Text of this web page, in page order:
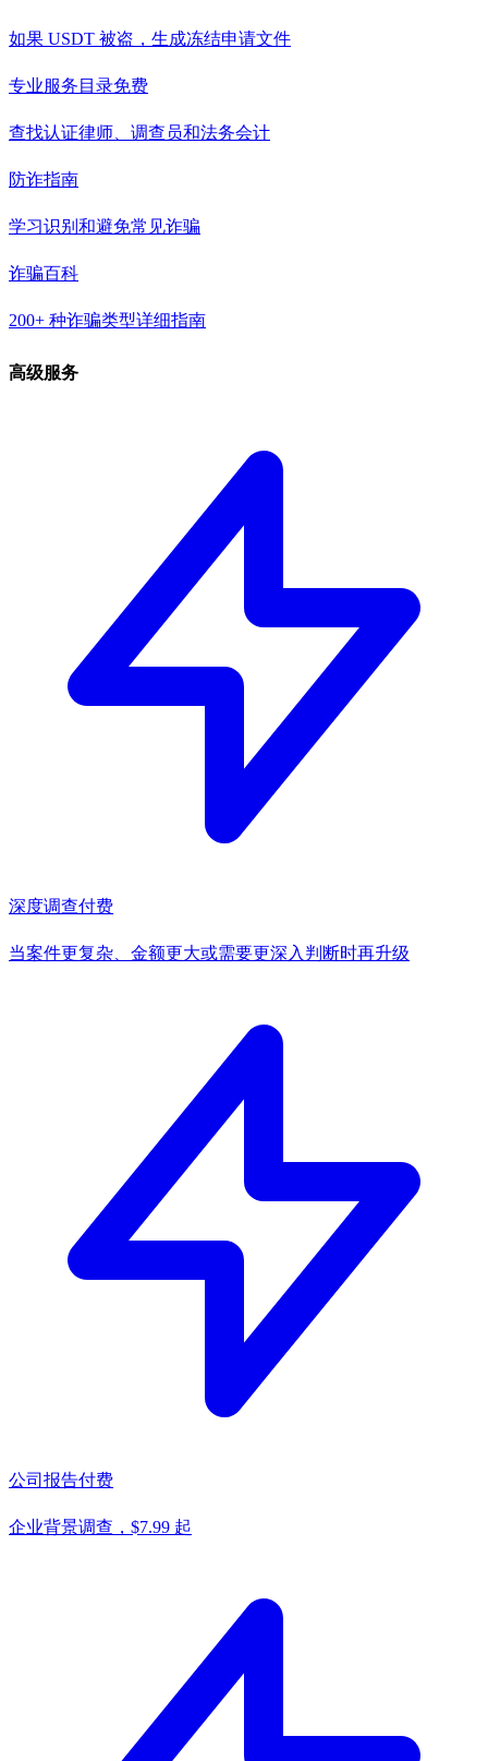
如果 USDT 被盗，生成冻结申请文件
专业服务目录免费
查找认证律师、调查员和法务会计
防诈指南
学习识别和避免常见诈骗
诈骗百科
200+ 种诈骗类型详细指南
高级服务
深度调查付费
当案件更复杂、金额更大或需要更深入判断时再升级
公司报告付费
企业背景调查，$7.99 起